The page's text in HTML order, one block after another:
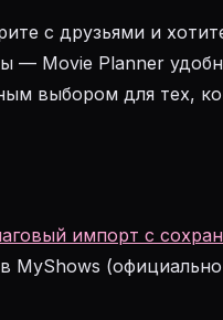
с друзьями и
— Movie Planner
выбором для тех,
импорт с
в MyShows